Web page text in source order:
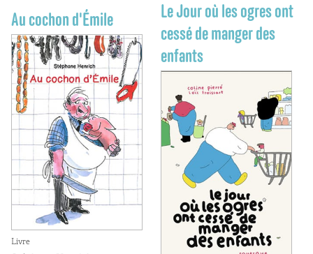
Au cochon d'Émile
Livre
Le Jour où les ogres ont
cessé de manger des
enfants